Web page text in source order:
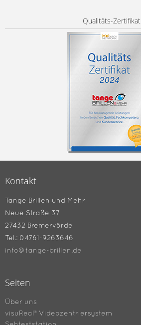
Qualitäts-Zertifikat
Kontakt
Tange Brillen und Mehr
Neue Straße 37
27432 Bremervörde
Tel.: 04761-9263646
info@tange-brillen.de
Seiten
Über uns
visuReal® Videozentriersystem